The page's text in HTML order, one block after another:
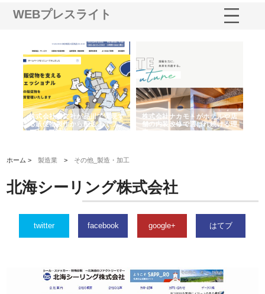
WEBプレスライト
株式会社耕文社が品川で実現す
る販促物製作から配送までワン
ストップ対応
株式会社ナカモトがホテルや店
舗の内装改修で選ばれ続ける理
由
ホーム >製造業 > その他_製造・加工
北海シーリング株式会社
twitter facebook google+ はてブ